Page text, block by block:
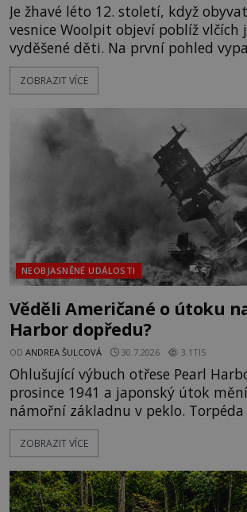
Je žhavé léto 12. století, když
vesnice Woolpit objeví poblíž vlčích
vyděšené děti. Na první pohled
každé jiné, až na jednu děsivou
kůže má nazelenalý odstín, mluví
kromě syrových bobů. Příběh se rychle stává
jednou z největších záhad
po téměř devíti stech letech není
ZOBRAZIT VÍCE
NEOBJASNĚNÉ UDÁLOSTI
Věděli Američané o útoku
Harbor dopředu?
OD ANDREA ŠULCOVÁ 30.7.2026 3.1TIS
Ohlušující výbuch otřese Pearl
prosince 1941 a japonský útok
námořní základnu v peklo.
ke dnu, hladinu pokrývá hořící nafta
jeden z nejosudovějších dnů 20. století.
zahaluje kouř. Japonští letci se
Svého nepřítele nachyt
ZOBRAZIT VÍCE